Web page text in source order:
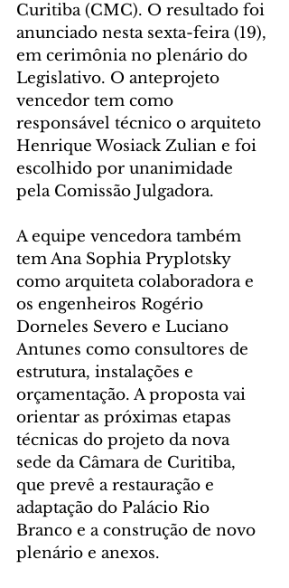
Curitiba (CMC). O resultado foi
anunciado nesta sexta-feira (19),
em cerimônia no plenário do
Legislativo. O anteprojeto
vencedor tem como
responsável técnico o arquiteto
Henrique Wosiack Zulian e foi
escolhido por unanimidade
pela Comissão Julgadora.
A equipe vencedora também
tem Ana Sophia Pryplotsky
como arquiteta colaboradora e
os engenheiros Rogério
Dorneles Severo e Luciano
Antunes como consultores de
estrutura, instalações e
orçamentação. A proposta vai
orientar as próximas etapas
técnicas do projeto da nova
sede da Câmara de Curitiba,
que prevê a restauração e
adaptação do Palácio Rio
Branco e a construção de novo
plenário e anexos.